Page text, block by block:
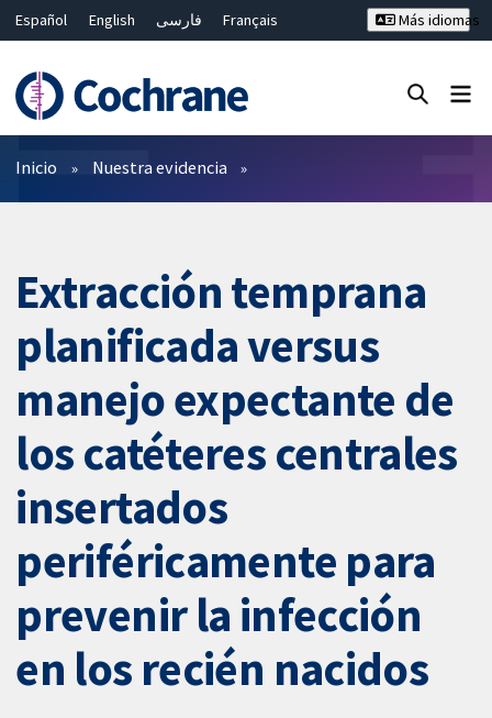
Español English فارسی
Français
Bahasa Malaysia
ไทย 繁體中文
Más idiomas
Filtros
Inicio Nuestra evidencia
Extracción temprana
planificada versus
manejo expectante de
los catéteres centrales
insertados
periféricamente para
prevenir la infección
en los recién nacidos